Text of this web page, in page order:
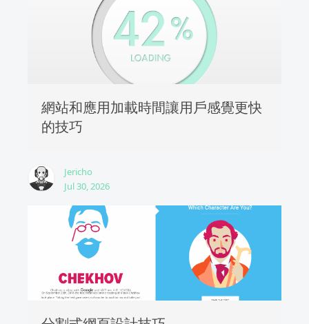
網站和應用加載時間讓用戶感覺更快
的技巧
Jericho
Jul 30, 2026